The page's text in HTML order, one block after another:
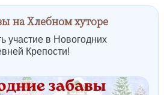
на Хлебном хуторе
участие в Новогодних
Крепости!